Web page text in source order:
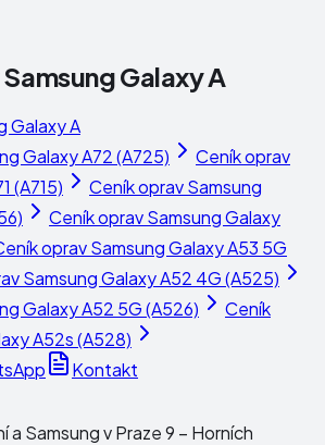
Samsung Galaxy A
Galaxy A
Galaxy A72 (A725)
Ceník oprav
(A715)
Ceník opravSamsung
Ceník opravSamsung Galaxy
opravSamsung Galaxy A53 5G
Samsung Galaxy A52 4G (A525)
Galaxy A52 5G (A526)
Ceník
A52s (A528)
Kontakt
a Samsung v Praze 9 – Horních